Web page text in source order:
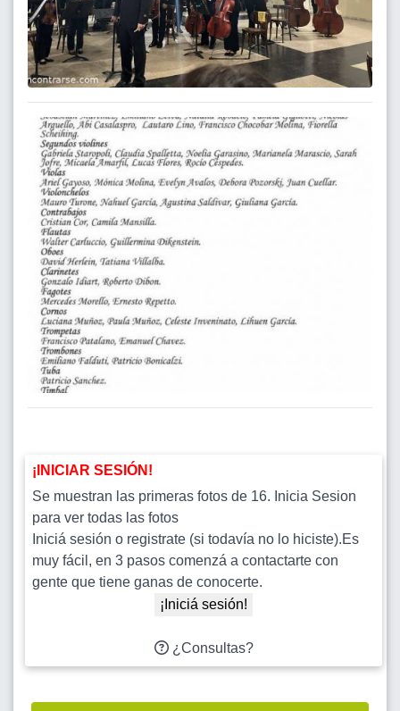
¡INICIAR SESIÓN!
Se muestran las primeras fotos de 16. Inicia Sesion
para ver todas las fotos
Iniciá sesión o registrate (si todavía no lo hiciste).Es
muy fácil, en 3 pasos comenzá a contactarte con
gente que tiene ganas de conocerte.
¡Iniciá sesión!
¿Consultas?